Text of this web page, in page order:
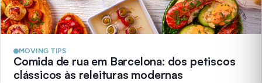
MOVING TIPS
Comida de rua em Barcelona: dos petiscos
clássicos às releituras modernas